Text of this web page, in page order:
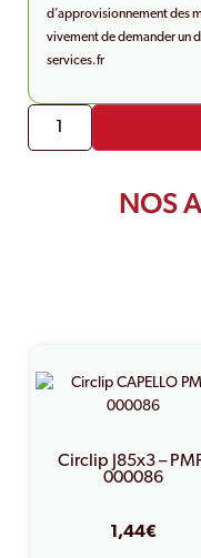
d’approvisionnement des
vivement de demander un
services.fr
NOS
Circlip J85x3 –
000086
1,44€